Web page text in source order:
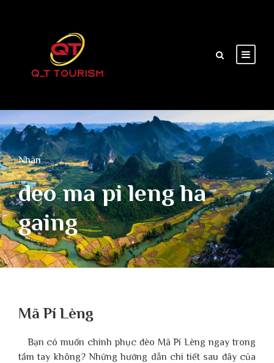
Nhãn
deo ma pi leng ha
gaing
Mã Pí Lèng
Bạn có muốn chinh phục đèo Mã Pí Lèng ngay trong
tầm tay không? Những hướng dẫn chi tiết sau đây của